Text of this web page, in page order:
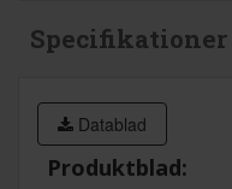
Specifikationer
Datablad
Produktblad: